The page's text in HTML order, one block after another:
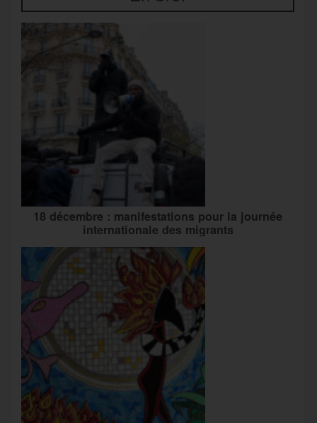
18 décembre : manifestations pour la journée
internationale des migrants